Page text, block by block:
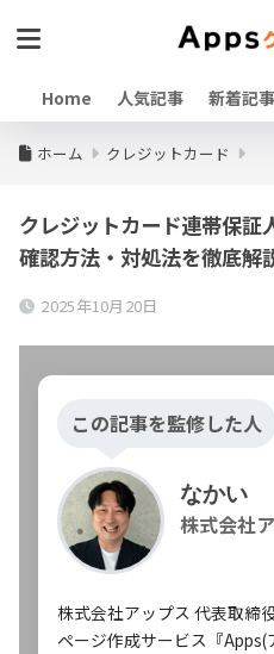
Home 人気記事 新着記事
ホーム クレジットカード
クレジットカード連帯保証
確認方法・対処法を徹底解
2025年10月20日
この記事を監修した人
なかい
株式会社
株式会社アップス 代表取締
ページ作成サービス『